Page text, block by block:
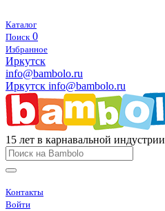
Каталог
Поиск 0
Избранное
Иркутск
info@bambolo.ru
Иркутск info@bambolo.ru
15 лет в карнавальной индустрии
Контакты
Войти